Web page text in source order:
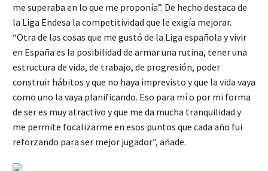
me superaba en lo que me proponía”. De hecho destaca de
la Liga Endesa la competitividad que le exigía mejorar.
“Otra de las cosas que me gustó de la Liga española y vivir
en España es la posibilidad de armar una rutina, tener una
estructura de vida, de trabajo, de progresión, poder
construir hábitos y que no haya imprevisto y que la vida vaya
como uno la vaya planificando. Eso para mí o por mi forma
de ser es muy atractivo y que me da mucha tranquilidad y
me permite focalizarme en esos puntos que cada año fui
reforzando para ser mejor jugador”, añade.